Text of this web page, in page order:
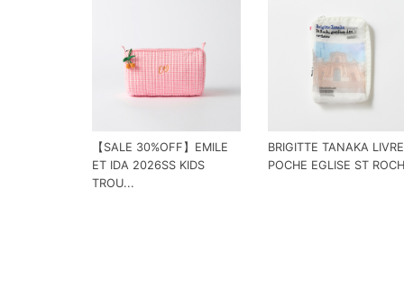
【SALE 30%OFF】EMILE
ET IDA 2026SS KIDS
TROU...
BRIGITTE TANAKA LIVRE
POCHE EGLISE ST ROCH